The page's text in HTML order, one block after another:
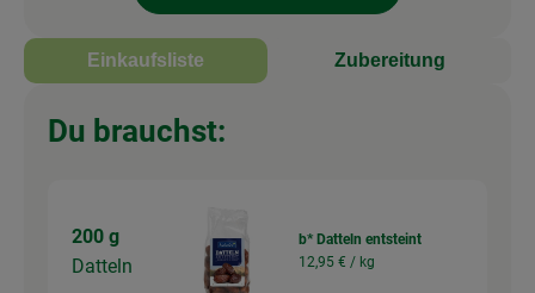
Einkaufsliste Zubereitung
Du brauchst:
200 g
Datteln
b* Datteln entsteint
12,95 € / kg